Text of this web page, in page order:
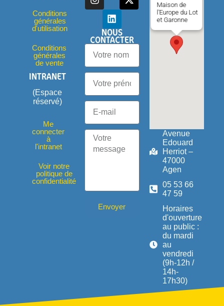
Conditions
générales
d'utilisation
Conditions
générales
de vente
INTRANET
(Espace
réservé)
Me
connecter
à
l'intranet
Voir notre
politique de
confidentialité
NOUS
CONTACTER
Envoyer
Maison de
l'Europe du Lot
et Garonne
Avenue
Edouard
Herriot –
47000
Agen
05 53 66
47 59
Horaires
d'ouverture
au public :
du mardi
au
vendredi
(9h-12h /
14h-
17h30)